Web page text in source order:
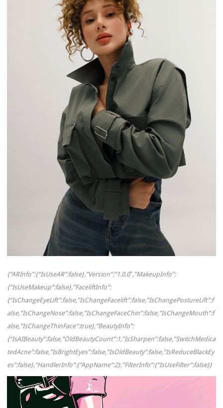
{“ARInfo”:{“IsUseAR”:false},”Version”:”1.0.0″,”MakeupInfo”:
{“IsUseMakeup”:false},”FaceliftInfo”:
{“IsChangeEyeLift”:false,”IsChangeFacelift”:false,”IsChangePostureLift”:f
alse,”IsChangeNose”:false,”IsChangeFaceChin”:false,”IsChangeMouth”:f
alse,”IsChangeThinFace”:true},”BeautyInfo”:
{“IsAIBeauty”:false,”OldBeautyCount”:1,”IsSharpen”:false,”SwitchMedica
tedAcne”:false,”IsBrightEyes”:false,”IsOldBeauty”:false,”IsReduceBlackEy
es”:false},”HandlerInfo”:{“AppName”:2},”FilterInfo”:{“IsUseFilter”:false}}